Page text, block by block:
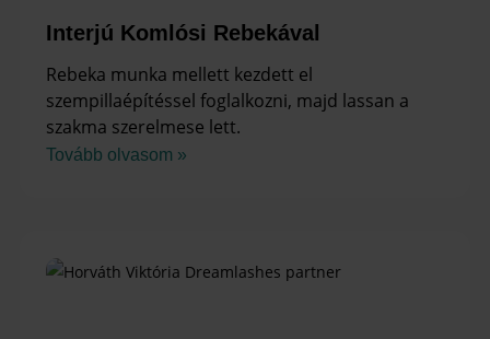
Interjú Komlósi Rebekával
Rebeka munka mellett kezdett el
szempillaépítéssel foglalkozni, majd lassan a
szakma szerelmese lett.
Tovább olvasom »